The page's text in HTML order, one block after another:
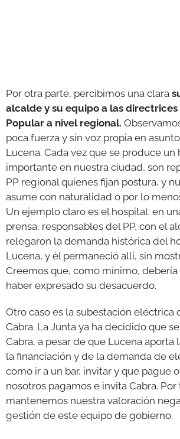
Por otra parte, percibimos una clara
alcalde y su equipo a las
Popular a nivel regional.
poca fuerza y sin voz propia en
Lucena. Cada vez que se produce un
importante en nuestra ciudad, son
PP regional quienes fijan postura, y
asume con naturalidad o por lo
Un ejemplo claro es el hospital: en
prensa, responsables del PP, con el
relegaron la demanda histórica del
Lucena, y él permaneció allí, sin
Creemos que, como mínimo,
haber expresado su desacuerdo.
Otro caso es la subestación eléctrica
Cabra. La Junta ya ha decidido que
Cabra, a pesar de que Lucena aporta
la financiación y de la demanda de
como ir a un bar, invitar y que pague
nosotros pagamos e invita Cabra.
mantenemos nuestra valoración
gestión de este equipo de gobierno.